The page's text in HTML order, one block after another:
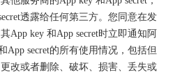
透露给任何第三方。您同意在发
App key 和App secret时立即通知阿
App secret的所有使用情况，包括但
改或者删除、破坏、损害、丢失或